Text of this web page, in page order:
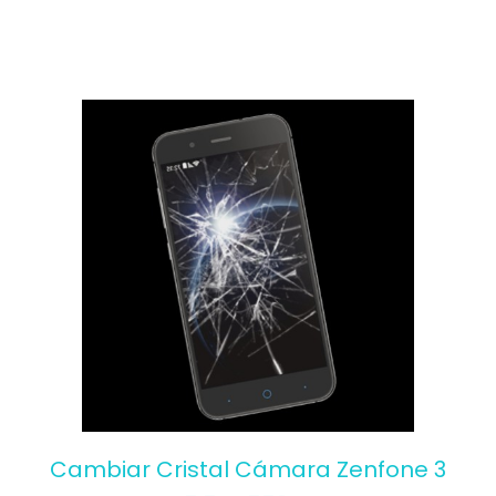
Cambiar Cristal Cámara Zenfone 3